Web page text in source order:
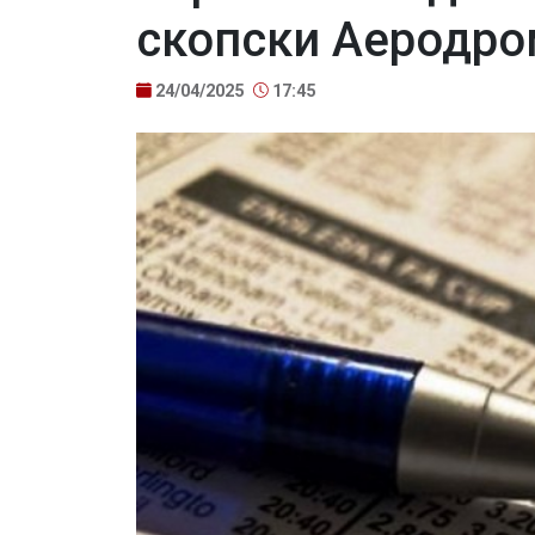
скопски
24/04/2025 17:45